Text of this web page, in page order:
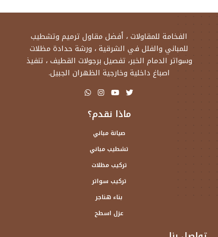
الفخامة للمقاولات ، أفضل مقاول ترميم وتشطيب
للمباني والفلل في الشرقية ، ورشة حدادة مظلات
وسواتر الدمام الخبر، تفصيل برجولات القطيف ، تنفيذ
اصباغ داخلية وخارجية الظهران الجبيل.
ماذا نقدم؟
صيانة مباني
تشطيب مباني
تركيب مظلات
تركيب سواتر
بناء هناجر
عزل اسطح